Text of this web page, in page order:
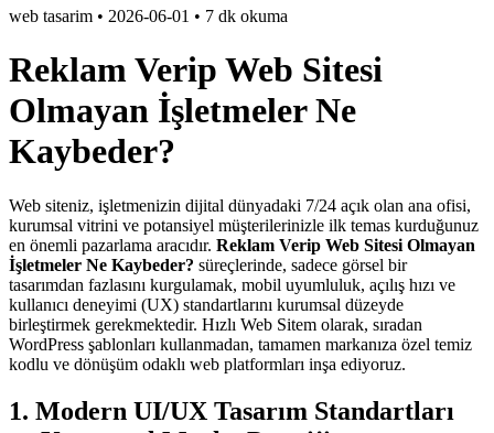
web tasarim • 2026-06-01 • 7 dk okuma
Reklam Verip Web Sitesi
Olmayan İşletmeler Ne
Kaybeder?
Web siteniz, işletmenizin dijital dünyadaki 7/24 açık olan ana ofisi,
kurumsal vitrini ve potansiyel müşterilerinizle ilk temas kurduğunuz
en önemli pazarlama aracıdır. Reklam Verip Web Sitesi Olmayan
İşletmeler Ne Kaybeder? süreçlerinde, sadece görsel bir
tasarımdan fazlasını kurgulamak, mobil uyumluluk, açılış hızı ve
kullanıcı deneyimi (UX) standartlarını kurumsal düzeyde
birleştirmek gerekmektedir. Hızlı Web Sitem olarak, sıradan
WordPress şablonları kullanmadan, tamamen markanıza özel temiz
kodlu ve dönüşüm odaklı web platformları inşa ediyoruz.
1. Modern UI/UX Tasarım Standartları